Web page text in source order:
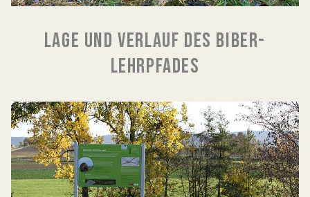
LAGE UND VERLAUF DES BIBER-
LEHRPFADES